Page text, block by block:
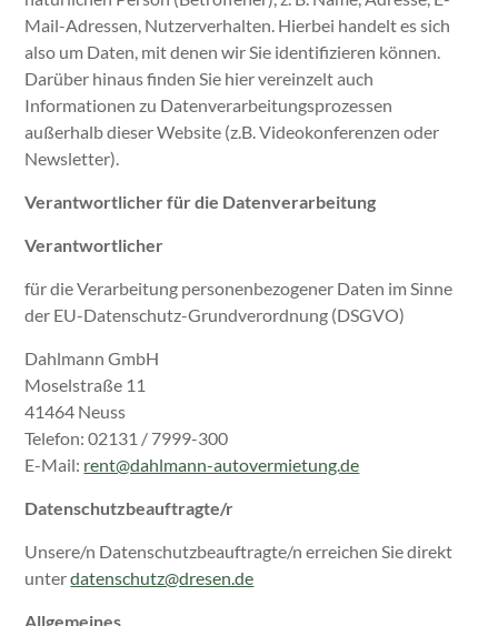
Mail-Adressen, Nutzerverhalten. Hierbei handelt es sich
also um Daten, mit denen wir Sie identifizieren können.
Darüber hinaus finden Sie hier vereinzelt auch
Informationen zu Datenverarbeitungsprozessen
außerhalb dieser Website (z.B. Videokonferenzen oder
Newsletter).
Verantwortlicher für die Datenverarbeitung
Verantwortlicher
für die Verarbeitung personenbezogener Daten im Sinne
der EU-Datenschutz-Grundverordnung (DSGVO)
Dahlmann GmbH
Moselstraße 11
41464 Neuss
Telefon: 02131 / 7999-300
E-Mail: rent@dahlmann-autovermietung.de
Datenschutzbeauftragte/r
Unsere/n Datenschutzbeauftragte/n erreichen Sie direkt
unterdatenschutz@dresen.de
Allgemeines